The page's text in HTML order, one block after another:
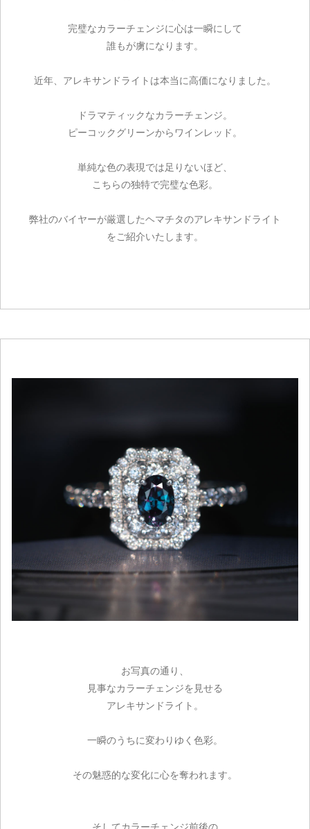
完璧なカラーチェンジに心は一瞬にして
誰もが虜になります。
近年、アレキサンドライトは本当に高価になりました。
ドラマティックなカラーチェンジ。
ピーコックグリーンからワインレッド。
単純な色の表現では足りないほど、
こちらの独特で完璧な色彩。
弊社のバイヤーが厳選したヘマチタのアレキサンドライト
をご紹介いたします。
お写真の通り、
見事なカラーチェンジを見せる
アレキサンドライト。
一瞬のうちに変わりゆく色彩。
その魅惑的な変化に心を奪われます。
そしてカラーチェンジ前後の